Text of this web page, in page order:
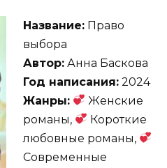
Название: Право
выбора
Автор: Анна Баскова
Год написания: 2024
Жанры:
Женские
романы,
Короткие
любовные романы,
Современные